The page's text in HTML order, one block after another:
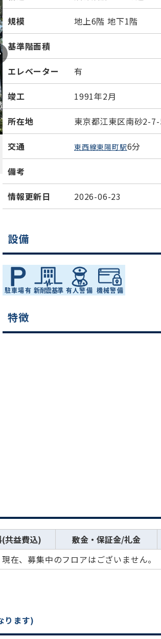
規模 地上6階 地下1階
基準階面積
エレベーター 有
竣工 1991年2月
所在地 東京都江東区南砂2-
交通 東西線東陽町駅6分
備考
情報更新日 2026-06-23
設備
特徴
共益費込) 敷金・保証金/礼金
現在、募集中のフロアはございません。
ります)